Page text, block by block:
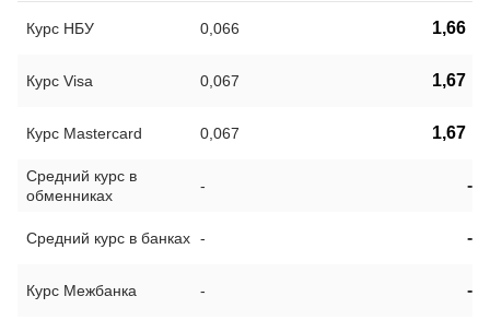
Курс НБУ 0,066 1,66
Курс Visa 0,067 1,67
Курс Mastercard 0,067 1,67
Средний курс в
обменниках
- -
Средний курс в банках - -
Курс Межбанка - -